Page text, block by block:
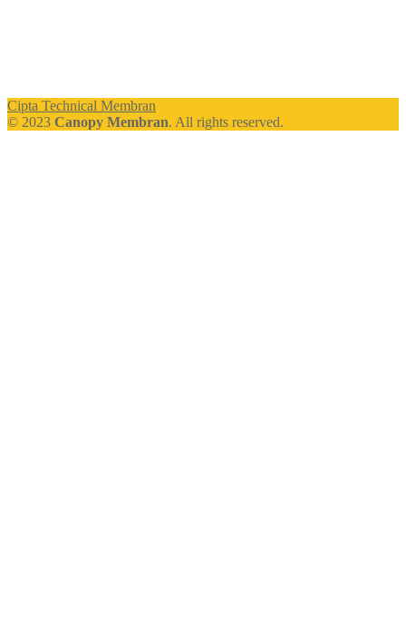
Cipta Technical Membran
© 2023 Canopy Membran. All rights reserved.